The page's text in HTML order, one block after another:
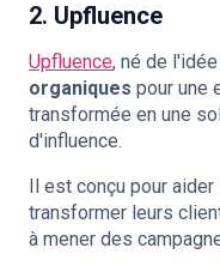
2. Upfluence
Upfluence, né de
organiques pour une
transformée en une
d'influence.
Il est conçu pour
transformer leurs
à mener des